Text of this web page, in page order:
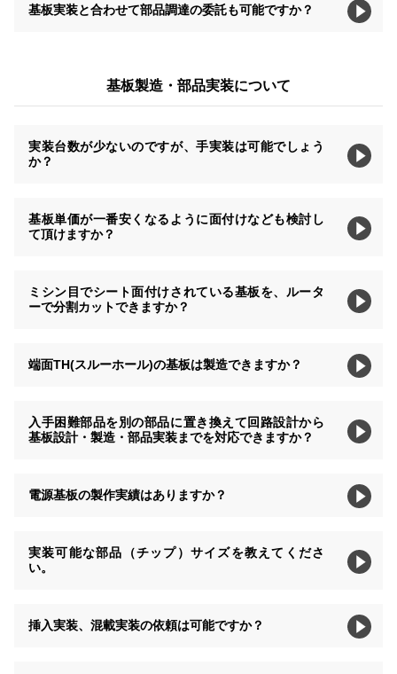
基板実装と合わせて部品調達の委託も可能ですか？
基板製造・部品実装について
実装台数が少ないのですが、手実装は可能でしょう
か？
基板単価が一番安くなるように面付けなども検討し
て頂けますか？
ミシン目でシート面付けされている基板を、ルータ
ーで分割カットできますか？
端面TH(スルーホール)の基板は製造できますか？
入手困難部品を別の部品に置き換えて回路設計から
基板設計・製造・部品実装までを対応できますか？
電源基板の製作実績はありますか？
実装可能な部品（チップ）サイズを教えてくださ
い。
挿入実装、混載実装の依頼は可能ですか？